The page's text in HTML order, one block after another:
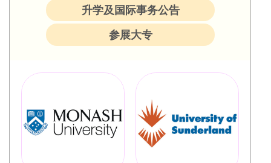
升学及国际事务公告
参展大专